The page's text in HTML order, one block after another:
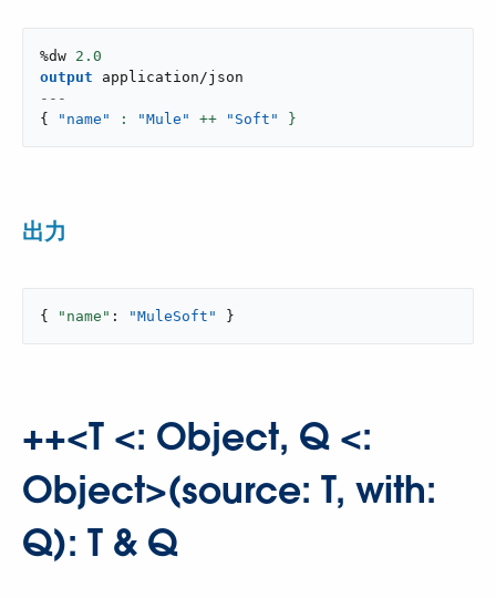
%dw 2.0
output
application/json
---
{
"name" : "Mule" ++ "Soft" }
出力
{ "name" : "MuleSoft" }
++<T <: Object, Q <:
Object>(source: T, with:
Q): T & Q